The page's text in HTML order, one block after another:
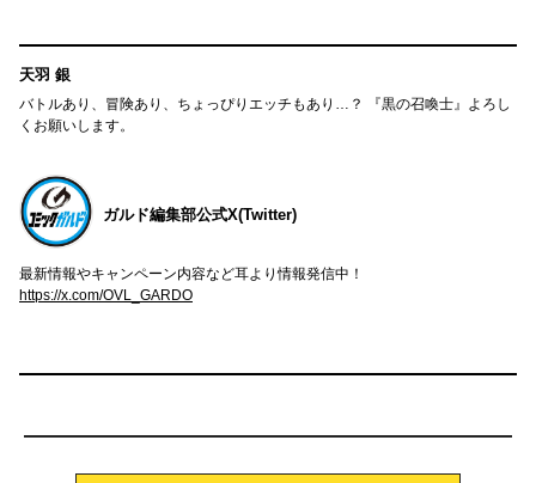
天羽 銀
バトルあり、冒険あり、ちょっぴりエッチもあり…？ 『黒の召喚士』よろし
くお願いします。
ガルド編集部公式X(Twitter)
最新情報やキャンペーン内容など耳より情報発信中！
https://x.com/OVL_GARDO